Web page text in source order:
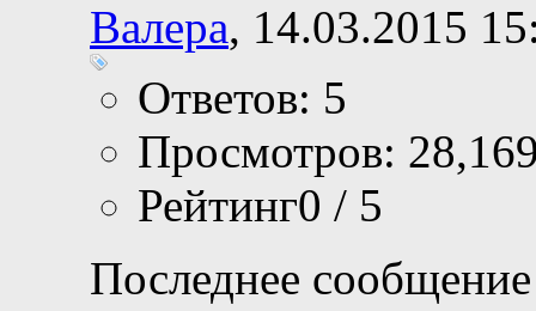
Валера, 14.03.2015
Ответов: 5
Просмотров:
Рейтинг0 / 5
Последнее